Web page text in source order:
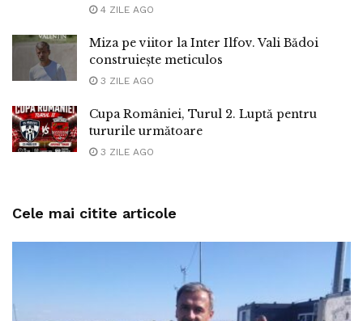
4 ZILE AGO
Miza pe viitor la Inter Ilfov. Vali Bădoi
construiește meticulos
3 ZILE AGO
Cupa României, Turul 2. Luptă pentru
tururile următoare
3 ZILE AGO
Cele mai citite articole